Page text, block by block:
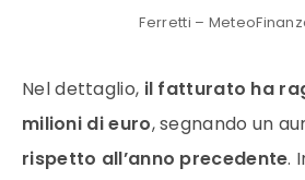
Ferretti –
Nel dettaglio, il fatturato ha
milioni di euro, segnando un
rispetto all’anno precedente.